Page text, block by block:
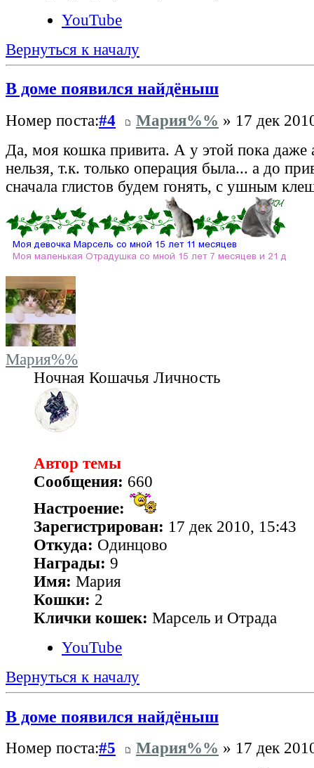
YouTube
Вернуться к началу
В доме появился найдёныш
Номер поста:#4 Мария%% » 17 дек
Да, моя кошка привита. А у этой пока даже
нельзя, т.к. только операция была... а до
сначала глистов будем гонять, с ушным
Мария%%
Ночная Кошачья Личность
Автор темы
Сообщения: 660
Настроение:
Зарегистрирован: 17 дек 2010, 15:43
Откуда: Одинцово
Награды: 9
Имя: Мария
Кошки: 2
Клички кошек: Марсель и Отрада
YouTube
Вернуться к началу
В доме появился найдёныш
Номер поста:#5 Мария%% » 17 дек